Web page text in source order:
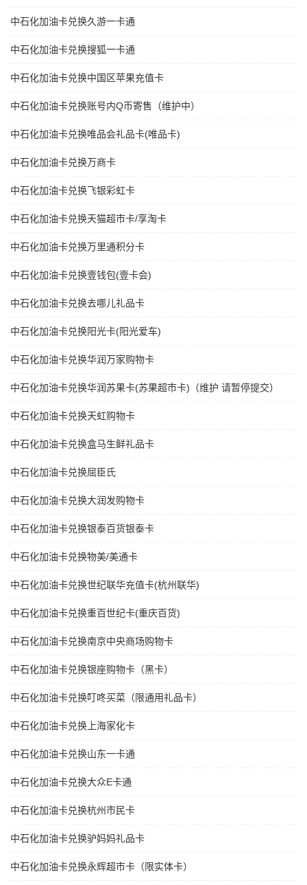
中石化加油卡兑换久游一卡通
中石化加油卡兑换搜狐一卡通
中石化加油卡兑换中国区苹果充值卡
中石化加油卡兑换账号内Q币寄售（维护中）
中石化加油卡兑换唯品会礼品卡(唯品卡)
中石化加油卡兑换万商卡
中石化加油卡兑换飞银彩虹卡
中石化加油卡兑换天猫超市卡/享淘卡
中石化加油卡兑换万里通积分卡
中石化加油卡兑换壹钱包(壹卡会)
中石化加油卡兑换去哪儿礼品卡
中石化加油卡兑换阳光卡(阳光爱车)
中石化加油卡兑换华润万家购物卡
中石化加油卡兑换华润苏果卡(苏果超市卡)（维护 请暂停提交）
中石化加油卡兑换天虹购物卡
中石化加油卡兑换盒马生鲜礼品卡
中石化加油卡兑换屈臣氏
中石化加油卡兑换大润发购物卡
中石化加油卡兑换银泰百货银泰卡
中石化加油卡兑换物美/美通卡
中石化加油卡兑换世纪联华充值卡(杭州联华)
中石化加油卡兑换重百世纪卡(重庆百货)
中石化加油卡兑换南京中央商场购物卡
中石化加油卡兑换银座购物卡（黑卡）
中石化加油卡兑换叮咚买菜（限通用礼品卡）
中石化加油卡兑换上海家化卡
中石化加油卡兑换山东一卡通
中石化加油卡兑换大众E卡通
中石化加油卡兑换杭州市民卡
中石化加油卡兑换驴妈妈礼品卡
中石化加油卡兑换永辉超市卡（限实体卡）